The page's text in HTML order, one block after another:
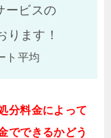
ービスの
ります！
ト平均
分料金によって
でできるかどう